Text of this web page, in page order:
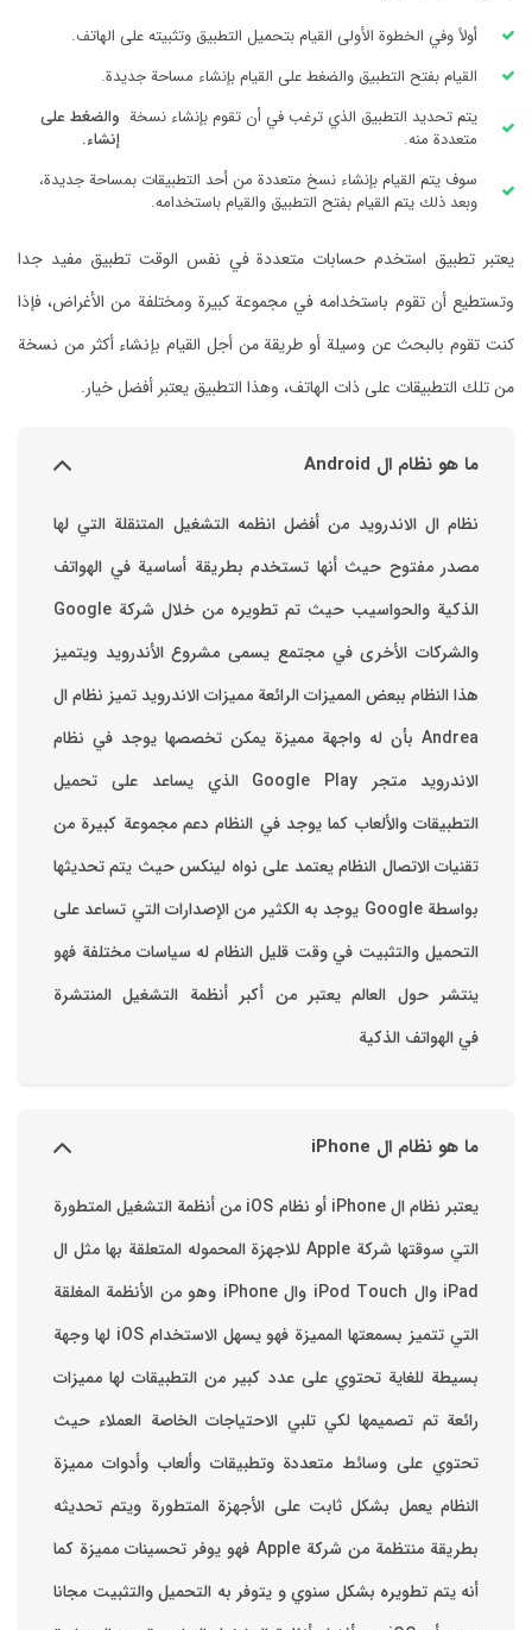
أولاً وفي الخطوة الأولى القيام بتحميل التطبيق وتثبيته على الهاتف.
القيام بفتح التطبيق والضغط على القيام بإنشاء مساحة جديدة.
يتم تحديد التطبيق الذي ترغب في أن تقوم بإنشاء نسخة
متعددة منه.
والضغط على
إنشاء.
سوف يتم القيام بإنشاء نسخ متعددة من أحد التطبيقات بمساحة جديدة،
وبعد ذلك يتم القيام بفتح التطبيق والقيام باستخدامه.
يعتبر تطبيق استخدم حسابات متعددة في نفس الوقت تطبيق مفيد جدا
وتستطيع أن تقوم باستخدامه في مجموعة كبيرة ومختلفة من الأغراض، فإذا
كنت تقوم بالبحث عن وسيلة أو طريقة من أجل القيام بإنشاء أكثر من نسخة
من تلك التطبيقات على ذات الهاتف، وهذا التطبيق يعتبر أفضل خيار.
ما هو نظام ال Android
نظام ال الاندرويد من أفضل انظمه التشغيل المتنقلة التي لها
مصدر مفتوح حيث أنها تستخدم بطريقة أساسية في الهواتف
والشركات الأخرى في مجتمع يسمى مشروع الأندرويد ويتميز
هذا النظام ببعض المميزات الرائعة ‏مميزات الاندرويد ‏تميز نظام ال
Andrea بأن له واجهة مميزة يمكن تخصصها ‏يوجد في نظام
الاندرويد متجر Google Play الذي يساعد على تحميل
التطبيقات والألعاب ‏كما يوجد في النظام دعم مجموعة كبيرة من
تقنيات الاتصال ‏النظام يعتمد على نواه لينكس حيث يتم تحديثها
بواسطة ‫Google‬ ‏يوجد به الكثير من الإصدارات التي تساعد على
التحميل والتثبيت في وقت قليل ‏النظام له سياسات مختلفة فهو
ينتشر حول العالم يعتبر من أكبر أنظمة التشغيل المنتشرة
في الهواتف الذكية
ما هو نظام ال iPhone
يعتبر نظام ال iPhone أو نظام iOS من أنظمة التشغيل المتطورة
التي سوقتها شركة Apple للاجهزة المحموله المتعلقة بها مثل ال
iPad وال iPod Touch وال iPhone وهو من الأنظمة المغلقة
التي تتميز بسمعتها المميزة فهو يسهل الاستخدام ‏iOS لها وجهة
بسيطة للغاية تحتوي على عدد كبير من التطبيقات لها مميزات
رائعة تم تصميمها لكي تلبي الاحتياجات الخاصة العملاء حيث
تحتوي على وسائط متعددة وتطبيقات وألعاب وأدوات مميزة
‏النظام يعمل بشكل ثابت على الأجهزة المتطورة ويتم تحديثه
بطريقة منتظمة من شركة Apple فهو يوفر تحسينات مميزة كما
أنه يتم تطويره بشكل سنوي و يتوفر به التحميل والتثبيت مجانا